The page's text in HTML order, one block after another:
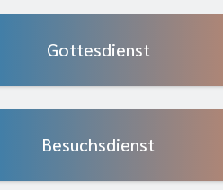
Gottesdienst
Besuchsdienst